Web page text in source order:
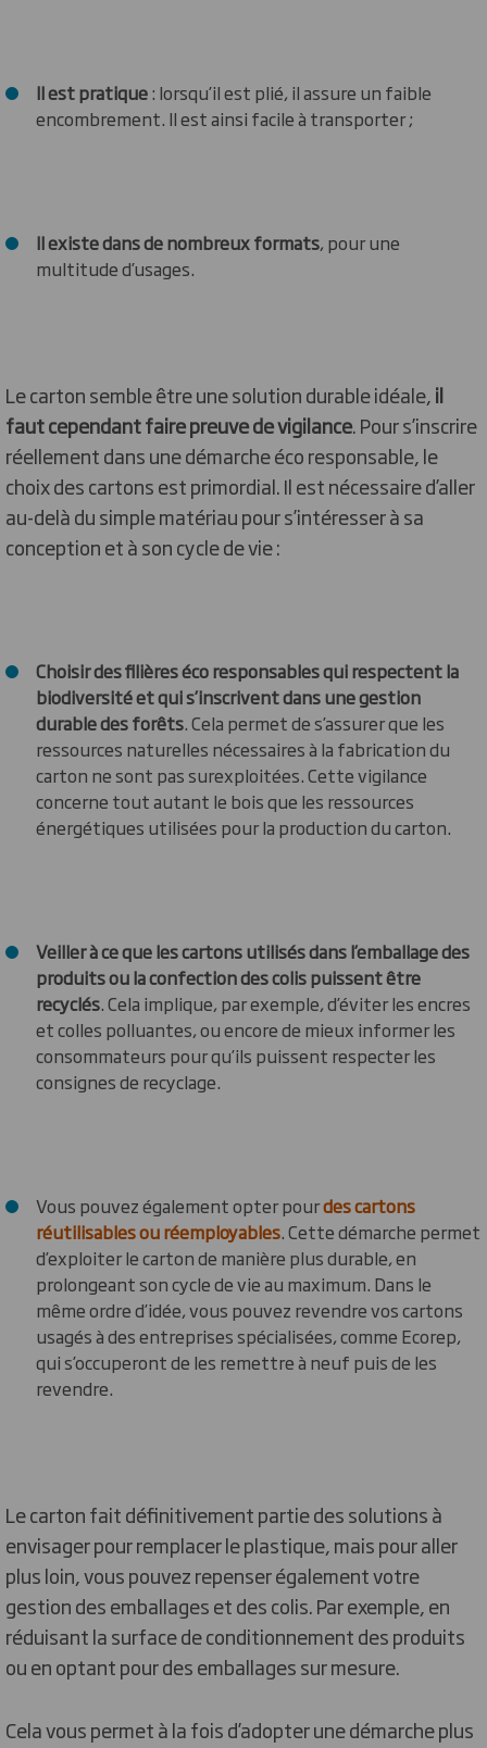
Il est pratique: lorsqu’il est plié, il assure un faible
encombrement. Il est ainsi facile à transporter ;
Il existe dans de nombreux formats, pour une
multitude d’usages.
Le carton semble être une solution durable idéale,il
faut cependant faire preuve de vigilance. Pour s’inscrire
réellement dans une démarche éco responsable, le
choix des cartons est primordial. Il est nécessaire d’aller
au-delà du simple matériau pour s’intéresser à sa
conception et à son cycle de vie :
Choisir des filières éco responsables qui respectent la
biodiversité et qui s’inscrivent dans une gestion
durable des forêts. Cela permet de s’assurer que les
ressources naturelles nécessaires à la fabrication du
carton ne sont pas surexploitées. Cette vigilance
concerne tout autant le bois que les ressources
énergétiques utilisées pour la production du carton.
Veiller à ce que les cartons utilisés dans l’emballage des
produits ou la confection des colis puissent être
recyclés. Cela implique, par exemple, d’éviter les encres
et colles polluantes, ou encore de mieux informer les
consommateurs pour qu’ils puissent respecter les
consignes de recyclage.
Vous pouvez également opter pourdes cartons
réutilisables ou réemployables. Cette démarche permet
d’exploiter le carton de manière plus durable, en
prolongeant son cycle de vie au maximum. Dans le
même ordre d’idée, vous pouvez revendre vos cartons
usagés à des entreprises spécialisées, comme Ecorep,
qui s’occuperont de les remettre à neuf puis de les
revendre.
Le carton fait définitivement partie des solutions à
envisager pour remplacer le plastique, mais pour aller
plus loin, vous pouvez repenser également votre
gestion des emballages et des colis. Par exemple, en
réduisant la surface de conditionnement des produits
ou en optant pour des emballages sur mesure.
Cela vous permet à la fois d’adopter une démarche plus